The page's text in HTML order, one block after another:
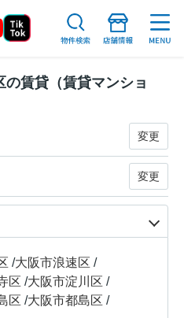
の賃貸（賃貸マンショ
変更
変更
/大阪市浪速区 /
区 /大阪市淀川区 /
区 /大阪市都島区 /